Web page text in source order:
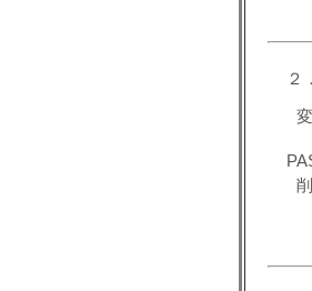
２